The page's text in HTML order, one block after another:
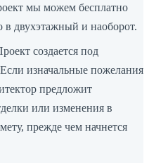
мы можем бесплатно
в двухэтажный и наоборот.
создается под
изначальные пожелания
предложит
или изменения в
прежде чем начнется